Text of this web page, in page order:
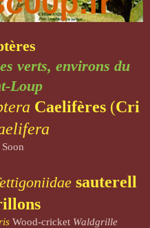
verts, environs du
Loup
Caelifères (Cri
sauterell
Wood-cricket Waldgrille